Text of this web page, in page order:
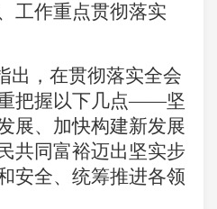
工作重点贯彻落实
出，在贯彻落实全会
把握以下几点——坚
展、加快构建新发展
共同富裕迈出坚实步
安全、统筹推进各领